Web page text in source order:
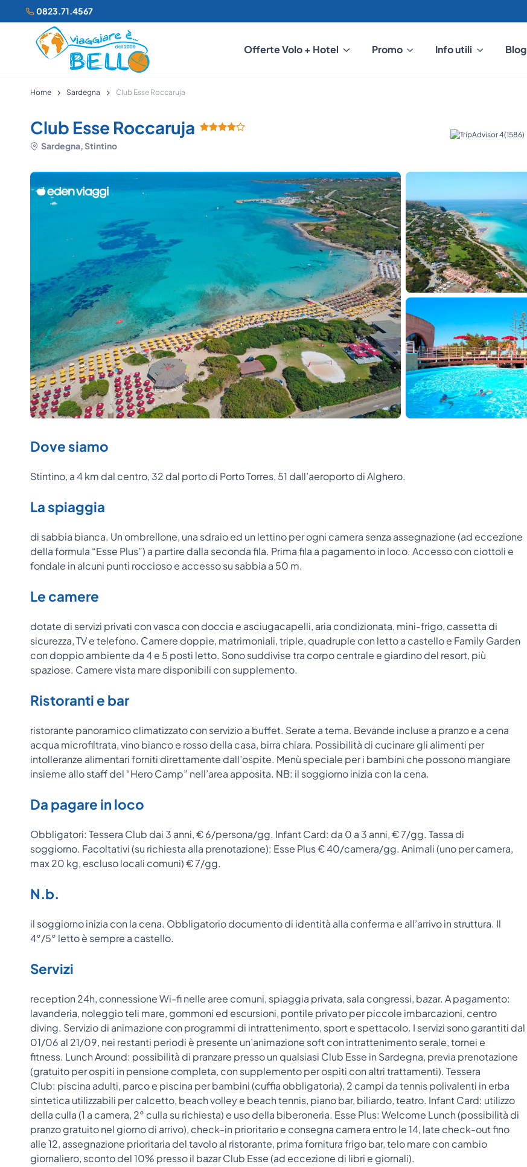
0823.71.4567
Offerte Volo + Hotel Promo Info utili Blog
Home Sardegna Club Esse Roccaruja
Club Esse Roccaruja
Sardegna, Stintino
(1586)
Dove siamo
Stintino, a 4 km dal centro, 32 dal porto di Porto Torres, 51 dall’aeroporto di Alghero.
La spiaggia
di sabbia bianca. Un ombrellone, una sdraio ed un lettino per ogni camera senza assegnazione (ad eccezione
della formula “Esse Plus”) a partire dalla seconda fila. Prima fila a pagamento in loco. Accesso con ciottoli e
fondale in alcuni punti roccioso e accesso su sabbia a 50 m.
Le camere
dotate di servizi privati con vasca con doccia e asciugacapelli, aria condizionata, mini-frigo, cassetta di
sicurezza, TV e telefono. Camere doppie, matrimoniali, triple, quadruple con letto a castello e Family Garden
con doppio ambiente da 4 e 5 posti letto. Sono suddivise tra corpo centrale e giardino del resort, più
spaziose. Camere vista mare disponibili con supplemento.
Ristoranti e bar
ristorante panoramico climatizzato con servizio a buffet. Serate a tema. Bevande incluse a pranzo e a cena
acqua microfiltrata, vino bianco e rosso della casa, birra chiara. Possibilità di cucinare gli alimenti per
intolleranze alimentari forniti direttamente dall’ospite. Menù speciale per i bambini che possono mangiare
insieme allo staff del “Hero Camp” nell’area apposita. NB: il soggiorno inizia con la cena.
Da pagare in loco
Obbligatori: Tessera Club dai 3 anni, € 6/persona/gg. Infant Card: da 0 a 3 anni, € 7/gg. Tassa di
soggiorno. Facoltativi (su richiesta alla prenotazione): Esse Plus € 40/camera/gg. Animali (uno per camera,
max 20 kg, escluso locali comuni) € 7/gg.
N.b.
il soggiorno inizia con la cena. Obbligatorio documento di identità alla conferma e all’arrivo in struttura. Il
4°/5° letto è sempre a castello.
Servizi
reception 24h, connessione Wi-fi nelle aree comuni, spiaggia privata, sala congressi, bazar. A pagamento:
lavanderia, noleggio teli mare, gommoni ed escursioni, pontile privato per piccole imbarcazioni, centro
diving. Servizio di animazione con programmi di intrattenimento, sport e spettacolo. I servizi sono garantiti dal
01/06 al 21/09, nei restanti periodi è presente un’animazione soft con intrattenimento serale, tornei e
fitness. Lunch Around: possibilità di pranzare presso un qualsiasi Club Esse in Sardegna, previa prenotazione
(gratuito per ospiti in pensione completa, con supplemento per ospiti con altri trattamenti). Tessera
Club: piscina adulti, parco e piscina per bambini (cuffia obbligatoria), 2 campi da tennis polivalenti in erba
sintetica utilizzabili per calcetto, beach volley e beach tennis, piano bar, biliardo, teatro. Infant Card: utilizzo
della culla (1 a camera, 2° culla su richiesta) e uso della biberoneria. Esse Plus: Welcome Lunch (possibilità di
pranzo gratuito nel giorno di arrivo), check-in prioritario e consegna camera entro le 14, late check-out fino
alle 12, assegnazione prioritaria del tavolo al ristorante, prima fornitura frigo bar, telo mare con cambio
giornaliero, sconto del 10% presso il bazar Club Esse (ad eccezione di libri e giornali).